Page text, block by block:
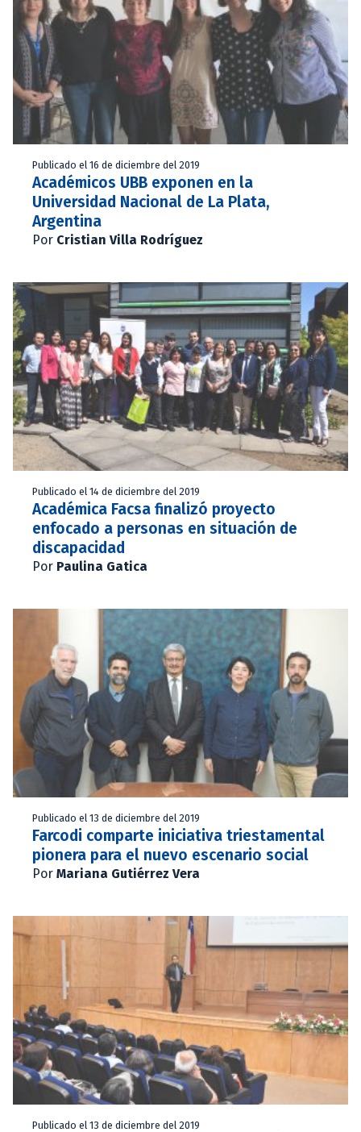
Publicado el 16 de diciembre del 2019
Académicos UBB exponen en la
Universidad Nacional de La Plata,
Argentina
Por Cristian Villa Rodríguez
Publicado el 14 de diciembre del 2019
Académica Facsa finalizó proyecto
enfocado a personas en situación de
discapacidad
Por Paulina Gatica
Publicado el 13 de diciembre del 2019
Farcodi comparte iniciativa triestamental
pionera para el nuevo escenario social
Por Mariana Gutiérrez Vera
Publicado el 13 de diciembre del 2019